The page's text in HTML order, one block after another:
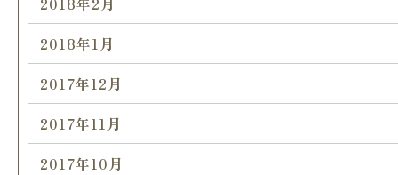
2018年1月
2017年12月
2017年11月
2017年10月